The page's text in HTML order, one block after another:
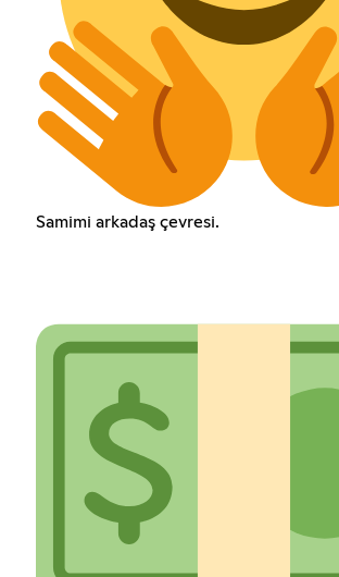
Samimi arkadaş çevresi.